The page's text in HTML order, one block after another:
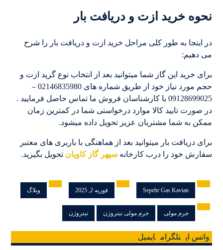
نحوه خرید ازت و دریافت بار
در اینجا به طور کلی مراحل خرید ازت و دریافت بار را شرح
می دهیم:
برای خرید این گاز شما میتوانید بعد از انتخاب نوع گرید ازت و
حجم مورد نیاز خود از طریق شماره های 02146835980 –
09128699025 با کارشناسان فروش ما تماس حاصل فرمایید .
در صورت تایید کالا موارد درخواستی شما در کمترین زمان
ممکن به شما مشتریان عزیز تحویل داده میشود.
برای دریافت بار میتوانید بعد از هماهنگی با باربری های معتبر
سفارش خود را درب کارخانهسپهر گاز کاویان تحویل بگیرید.
Sepehr Gas Kavian فوریه 2, 2025 وبلاگ
جرم مولی جرم مولی نیتروژن نیتروژن
واتس اپ تلگرام ایمیل